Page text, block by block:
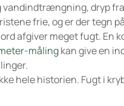
vandindtrængning, dryp
frie, og er der tegn
afgiver meget fugt. En
målingkan give en
hele historien. Fugt i